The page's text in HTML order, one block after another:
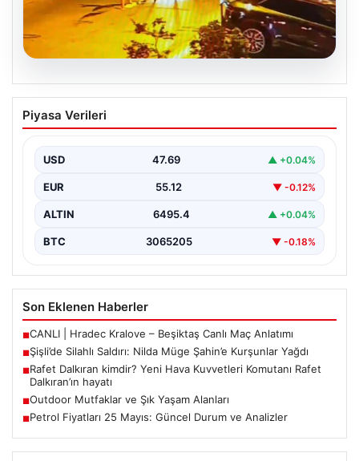
05.08.2026
Şişli’de Silahlı Saldırı: Nilda Müge
Şahin’e Kurşunlar Yağdı
Eczaneden ilaç aldıktan sonra kardeşini bekleyen 26…
Piyasa Verileri
USD 47.69 ▲ +0.04%
EUR 55.12 ▼ -0.12%
ALTIN 6495.4 ▲ +0.04%
BTC 3065205 ▼ -0.18%
Son Eklenen Haberler
■CANLI | Hradec Kralove – Beşiktaş Canlı Maç Anlatımı
■Şişli’de Silahlı Saldırı: Nilda Müge Şahin’e Kurşunlar Yağdı
■Rafet Dalkıran kimdir? Yeni Hava Kuvvetleri Komutanı Rafet
Dalkıran’ın hayatı
■Outdoor Mutfaklar ve Şık Yaşam Alanları
■Petrol Fiyatları 25 Mayıs: Güncel Durum ve Analizler